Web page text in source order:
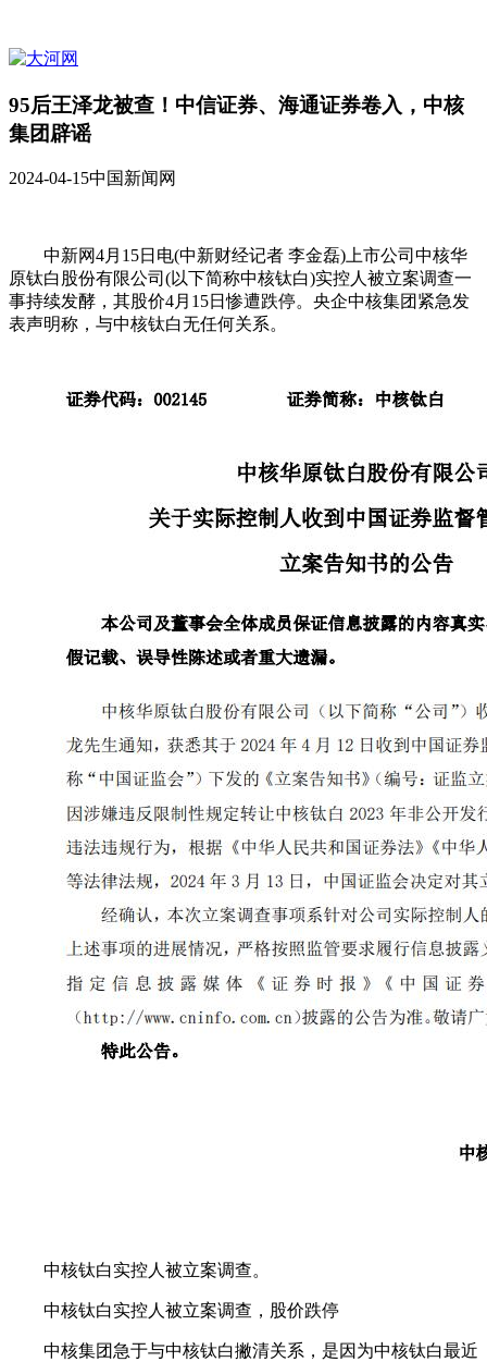
95后王泽龙被查！中信证券、海通证券卷入，中核
集团辟谣
2024-04-15中国新闻网
中新网4月15日电(中新财经记者 李金磊)上市公司中核华
原钛白股份有限公司(以下简称中核钛白)实控人被立案调查一
事持续发酵，其股价4月15日惨遭跌停。央企中核集团紧急发
表声明称，与中核钛白无任何关系。
中核钛白实控人被立案调查。
中核钛白实控人被立案调查，股价跌停
中核集团急于与中核钛白撇清关系，是因为中核钛白最近